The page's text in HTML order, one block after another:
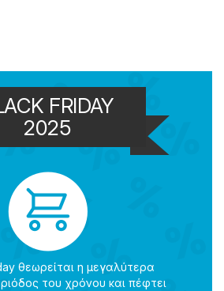
FRIDAY
2025
θεωρείται η μεγαλύτερα
του χρόνου και πέφτει